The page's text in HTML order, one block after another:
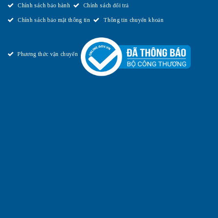
Chính sách bảo hành Chính sách đổi trả
Chính sách bảo mật thông tin Thông tin chuyển khoản
Phương thức vận chuyển